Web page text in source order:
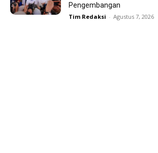
Pengembangan
Tim Redaksi - Agustus 7, 2026